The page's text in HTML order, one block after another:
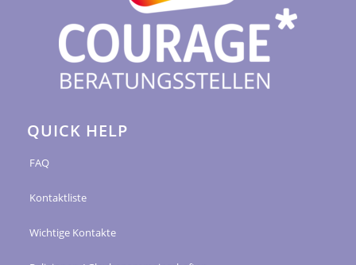
QUICK HELP
FAQ
Kontaktliste
Wichtige Kontakte